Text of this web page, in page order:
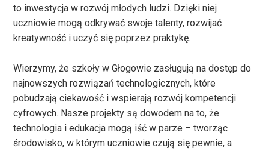
to inwestycja w rozwój młodych ludzi. Dzięki niej
uczniowie mogą odkrywać swoje talenty, rozwijać
kreatywność i uczyć się poprzez praktykę.
Wierzymy, że szkoły w Głogowie zasługują na dostęp do
najnowszych rozwiązań technologicznych, które
pobudzają ciekawość i wspierają rozwój kompetencji
cyfrowych. Nasze projekty są dowodem na to, że
technologia i edukacja mogą iść w parze – tworząc
środowisko, w którym uczniowie czują się pewnie, a